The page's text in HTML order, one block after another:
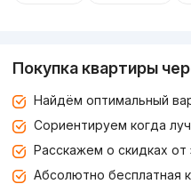
Покупка квартиры
Найдём оптимальный
Сориентируем когда
Расскажем о скидках от
Абсолютно бесплатная